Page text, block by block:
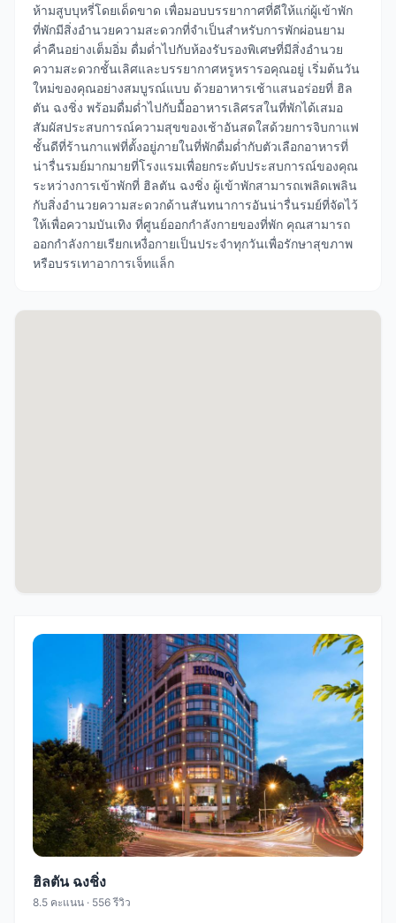
ห้ามสูบบุหรี่โดยเด็ดขาด เพื่อมอบบรรยากาศที่ดีให้แก่ผู้เข้าพัก
ที่พักมีสิ่งอำนวยความสะดวกที่จำเป็นสำหรับการพักผ่อนยาม
ค่ำคืนอย่างเต็มอิ่ม ดื่มด่ำไปกับห้องรับรองพิเศษที่มีสิ่งอำนวย
ความสะดวกชั้นเลิศและบรรยากาศหรูหรารอคุณอยู่ เริ่มต้นวัน
ใหม่ของคุณอย่างสมบูรณ์แบบ ด้วยอาหารเช้าแสนอร่อยที่ ฮิล
ตัน ฉงชิ่ง พร้อมดื่มด่ำไปกับมื้ออาหารเลิศรสในที่พักได้เสมอ
สัมผัสประสบการณ์ความสุขของเช้าอันสดใสด้วยการจิบกาแฟ
ชั้นดีที่ร้านกาแฟที่ตั้งอยู่ภายในที่พักดื่มด่ำกับตัวเลือกอาหารที่
น่ารื่นรมย์มากมายที่โรงแรมเพื่อยกระดับประสบการณ์ของคุณ
ระหว่างการเข้าพักที่ ฮิลตัน ฉงชิ่ง ผู้เข้าพักสามารถเพลิดเพลิน
กับสิ่งอำนวยความสะดวกด้านสันทนาการอันน่ารื่นรมย์ที่จัดไว้
ให้เพื่อความบันเทิง ที่ศูนย์ออกกำลังกายของที่พัก คุณสามารถ
ออกกำลังกายเรียกเหงื่อกายเป็นประจำทุกวันเพื่อรักษาสุขภาพ
หรือบรรเทาอาการเจ็ทแล็ก
ฮิลตัน ฉงชิ่ง
8.5 คะแนน · 556 รีวิว